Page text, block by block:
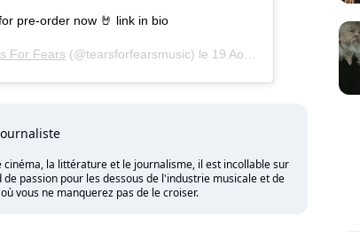
pre-order now 🤘 link in bio
For Fears (@tearsforfearsmusic) le 19 Août 2020 à 6 :07 PDT
cinéma, la littérature et le journalisme, il est incollable sur
passion pour les dessous de l'industrie musicale et de
vous ne manquerez pas de le croiser.